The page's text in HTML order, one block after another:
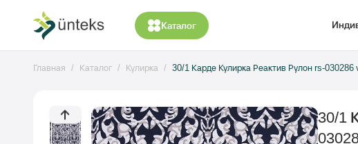
Каталог
Главная Каталог Кулирка 30/1 Карде Кулирка Реактив Рулон rs-030286
30/1